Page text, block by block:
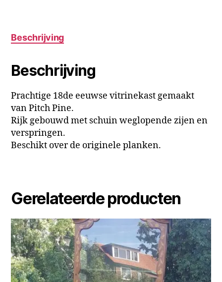
Beschrijving
Beschrijving
Prachtige 18de eeuwse vitrinekast gemaakt
van Pitch Pine.
Rijk gebouwd met schuin weglopende zijen en
verspringen.
Beschikt over de originele planken.
Gerelateerde producten